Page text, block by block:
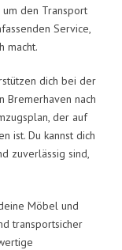
um den Transport
Service,
macht.
dich bei der
Bremerhaven nach
der auf
ist. Du kannst dich
zuverlässig sind,
Möbel und
transportsicher